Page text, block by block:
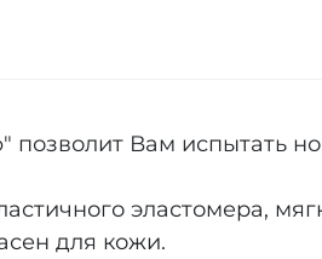
Вам испытать
эластомера,
для кожи.